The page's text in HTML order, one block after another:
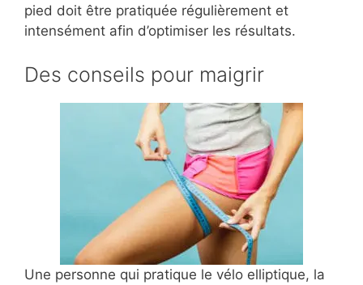
pied doit être pratiquée régulièrement et
intensément afin d’optimiser les résultats.
Des conseils pour maigrir
Une personne qui pratique le vélo elliptique, la